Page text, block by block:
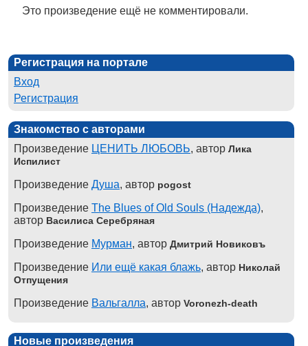
Это произведение ещё не комментировали.
Регистрация на портале
Вход
Регистрация
Знакомство с авторами
Произведение ЦЕНИТЬ ЛЮБОВЬ, автор Лика
Испилист
Произведение Душа, автор pogost
Произведение The Blues of Old Souls (Надежда),
автор Василиса Серебряная
Произведение Мурман, автор Дмитрий Новиковъ
Произведение Или ещё какая блажь, автор Николай
Отпущения
Произведение Вальгалла, автор Voronezh-death
Новые произведения